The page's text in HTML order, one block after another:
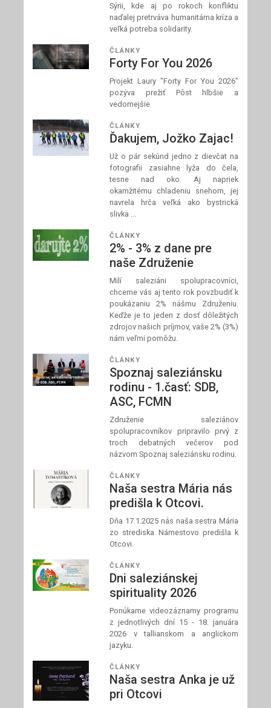
Sýrii, kde aj po rokoch konfliktu
naďalej pretrváva humanitárna kríza a
veľká potreba solidarity.
ČLÁNKY
Forty For You 2026
Projekt Laury "Forty For You 2026"
pozýva prežiť Pôst hlbšie a
vedomejšie
ČLÁNKY
Ďakujem, Jožko Zajac!
Už o pár sekúnd jedno z dievčat na
fotografii zasiahne lyža do čela,
tesne nad oko. Aj napriek
okamžitému chladeniu snehom, jej
navrela hrča veľká ako bystrická
slivka ...
ČLÁNKY
2% - 3% z dane pre
naše Združenie
Milí saleziáni spolupracovníci,
chceme vás aj tento rok povzbudiť k
poukázaniu 2% nášmu Združeniu.
Keďže je to jeden z dosť dôležitých
zdrojov našich príjmov, vaše 2% (3%)
nám veľmi pomôžu.
ČLÁNKY
Spoznaj saleziánsku
rodinu - 1.časť: SDB,
ASC, FCMN
Združenie saleziánov
spolupracovníkov pripravilo prvý z
troch debatných večerov pod
názvom Spoznaj saleziánsku rodinu.
ČLÁNKY
Naša sestra Mária nás
predišla k Otcovi.
Dňa 17.1.2025 nás naša sestra Mária
zo strediska Námestovo predišla k
Otcovi.
ČLÁNKY
Dni saleziánskej
spirituality 2026
Ponúkame videozáznamy programu
z jednotlivých dní 15 - 18. januára
2026 v tallianskom a anglickom
jazyku.
ČLÁNKY
Naša sestra Anka je už
pri Otcovi